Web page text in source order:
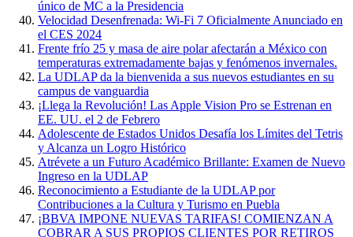
único de MC a la Presidencia
Velocidad Desenfrenada: Wi-Fi 7 Oficialmente Anunciado en
el CES 2024
Frente frío 25 y masa de aire polar afectarán a México con
temperaturas extremadamente bajas y fenómenos invernales.
La UDLAP da la bienvenida a sus nuevos estudiantes en su
campus de vanguardia
¡Llega la Revolución! Las Apple Vision Pro se Estrenan en
EE. UU. el 2 de Febrero
Adolescente de Estados Unidos Desafía los Límites del Tetris
y Alcanza un Logro Histórico
Atrévete a un Futuro Académico Brillante: Examen de Nuevo
Ingreso en la UDLAP
Reconocimiento a Estudiante de la UDLAP por
Contribuciones a la Cultura y Turismo en Puebla
¡BBVA IMPONE NUEVAS TARIFAS! COMIENZAN A
COBRAR A SUS PROPIOS CLIENTES POR RETIROS